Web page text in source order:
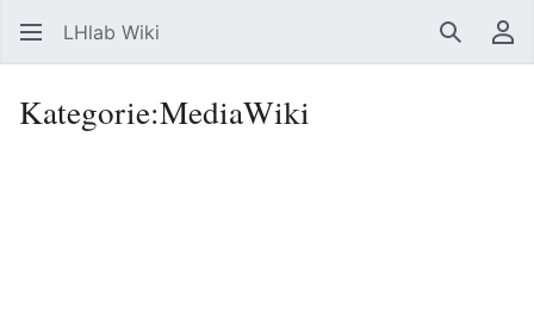
LHlab Wiki Suchen
Kategorie:MediaWiki